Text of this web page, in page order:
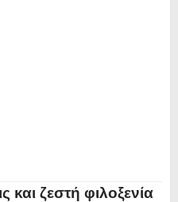
και ζεστή φιλοξενία